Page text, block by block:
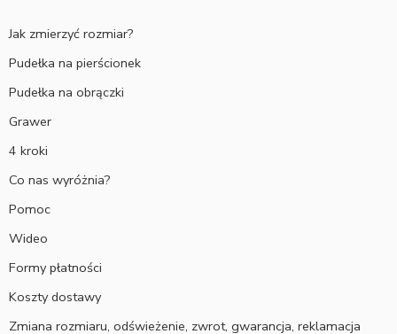
Jak zmierzyć rozmiar?
Pudełka na pierścionek
Pudełka na obrączki
Grawer
4 kroki
Co nas wyróżnia?
Pomoc
Wideo
Formy płatności
Koszty dostawy
Zmiana rozmiaru, odświeżenie, zwrot, gwarancja, reklamacja